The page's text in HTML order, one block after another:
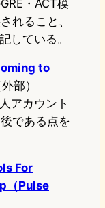
・ACT模
れること、
している。
to
外部）
アカウント
である点を
For
（Pulse